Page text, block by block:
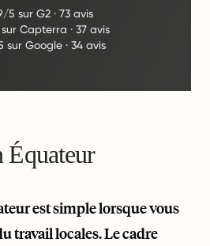
5 sur G2 ·73 avis
Capterra ·37 avis
sur Google· 34 avis
Équateur
est simple lorsque vous
travail locales. Le cadre